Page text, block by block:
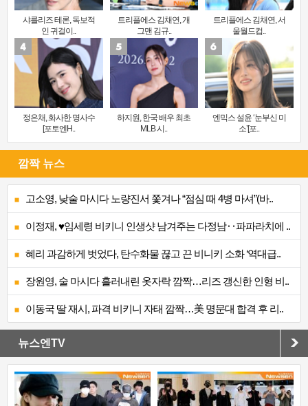
샤를리즈 테론, 독보적
인 귀걸이..
트리플에스 김채연, 개
그맨 김규..
트리플에스 김채연, 서
울월드컵..
정은채, 화사한 명사수
[포토엔H..
하지원, 한국 배우 최초
MLB 시..
엔믹스 설윤 ‘눈부신 미
소’[포..
깜짝 뉴스
고소영, 낮술 마시다 노량진서 쫓겨나 “점심 때 4병 마셔”(바..
이정재, ♥임세령 비키니 인생샷 남겨주는 다정남‥파파라치에 ..
혜리 과감하게 벗었다, 탄수화물 끊고 끈 비니키 소화 ‘역대급..
장원영, 술 마시다 흘러내린 옷자락 깜짝…리즈 갱신한 인형 비..
이동국 딸 재시, 파격 비키니 자태 깜짝…美 명문대 합격 후 리..
뉴스엔TV